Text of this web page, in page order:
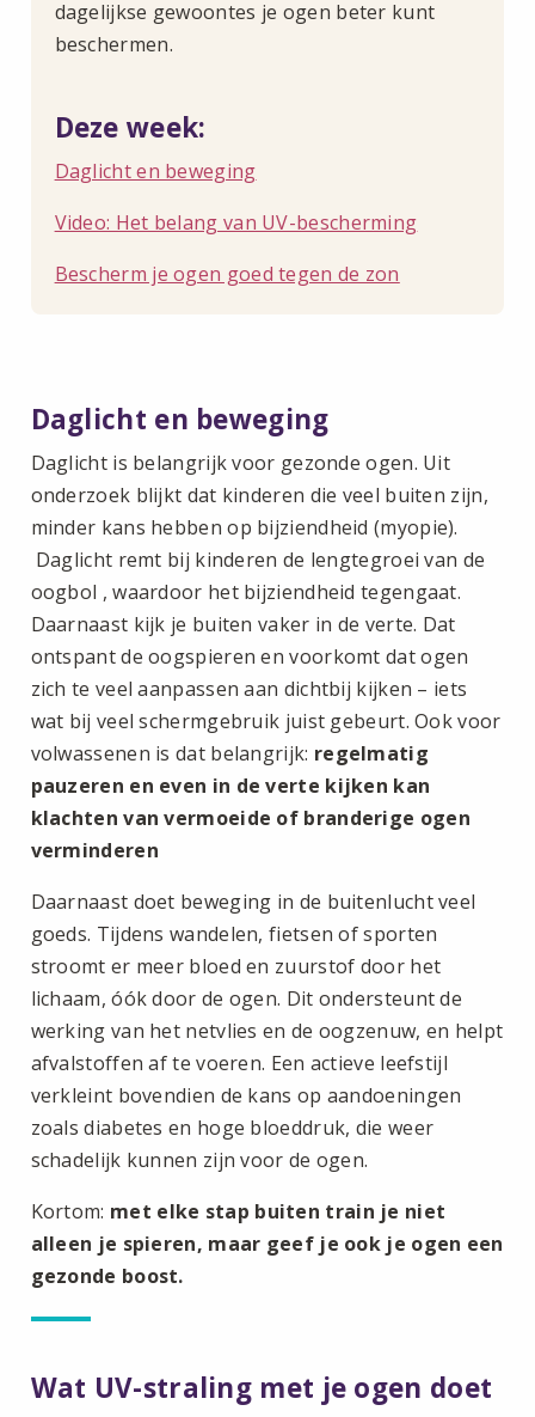
dagelijkse gewoontes je ogen beter kunt
beschermen.
Deze week:
Daglicht en beweging
Video: Het belang van UV-bescherming
Bescherm je ogen goed tegen de zon
Daglicht en beweging
Daglicht is belangrijk voor gezonde ogen. Uit
onderzoek blijkt dat kinderen die veel buiten zijn,
minder kans hebben op bijziendheid (myopie).
Daglicht remt bij kinderen de lengtegroei van de
oogbol , waardoor het bijziendheid tegengaat.
Daarnaast kijk je buiten vaker in de verte. Dat
ontspant de oogspieren en voorkomt dat ogen
zich te veel aanpassen aan dichtbij kijken – iets
wat bij veel schermgebruik juist gebeurt. Ook voor
volwassenen is dat belangrijk: regelmatig
pauzeren en even in de verte kijken kan
klachten van vermoeide of branderige ogen
verminderen
Daarnaast doet beweging in de buitenlucht veel
goeds. Tijdens wandelen, fietsen of sporten
stroomt er meer bloed en zuurstof door het
lichaam, óók door de ogen. Dit ondersteunt de
werking van het netvlies en de oogzenuw, en helpt
afvalstoffen af te voeren. Een actieve leefstijl
verkleint bovendien de kans op aandoeningen
zoals diabetes en hoge bloeddruk, die weer
schadelijk kunnen zijn voor de ogen.
Kortom: met elke stap buiten train je niet
alleen je spieren, maar geef je ook je ogen een
gezonde boost.
Wat UV-straling met je ogen doet